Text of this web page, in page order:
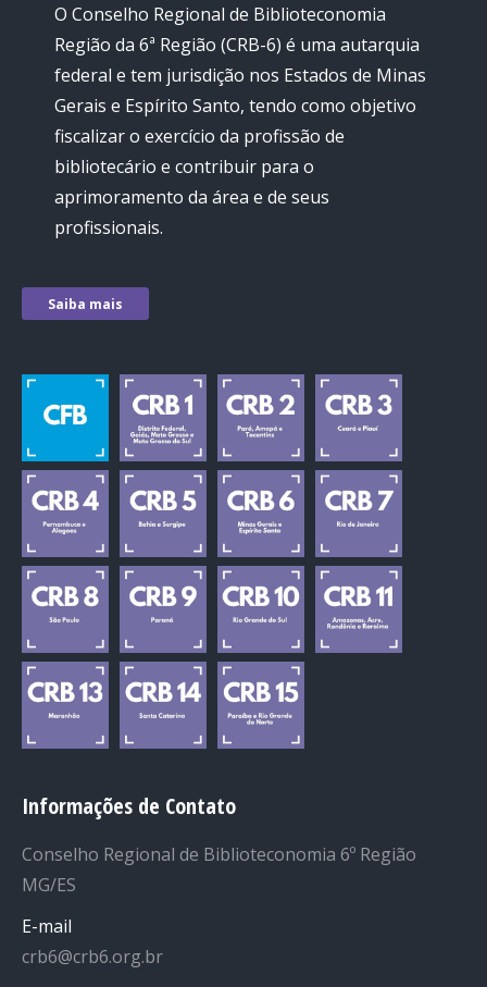
O Conselho Regional de Biblioteconomia
Região da 6ª Região (CRB-6) é uma autarquia
federal e tem jurisdição nos Estados de Minas
Gerais e Espírito Santo, tendo como objetivo
fiscalizar o exercício da profissão de
bibliotecário e contribuir para o
aprimoramento da área e de seus
profissionais.
Saiba mais
Informações de Contato
Conselho Regional de Biblioteconomia 6º Região
MG/ES
E-mail
crb6@crb6.org.br